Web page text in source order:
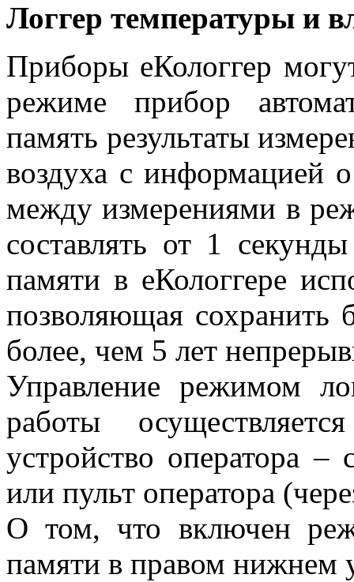
Логгер температуры и
Приборы еКологгер
режиме прибор
память результаты
воздуха с информацией
между измерениями в
составлять от 1
памяти в еКологгере
позволяющая сохранить
более, чем 5 лет
Управление режимом
работы
устройство оператора
или пульт оператора
О том, что включен
памяти в правом нижнем